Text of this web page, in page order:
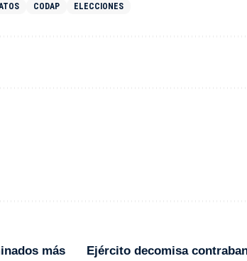
CODAP ELECCIONES
más Ejército decomisa